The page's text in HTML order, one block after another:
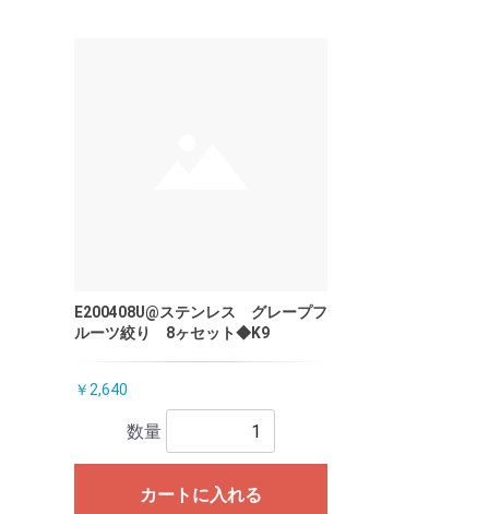
E200408U@ステンレス グレープフ
ルーツ絞り 8ヶセット◆K9
￥2,640
数量
カートに入れる